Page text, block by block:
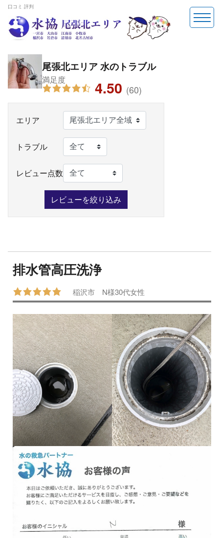
口コミ 評判
尾張北エリア 水のトラブル
満足度 4.50 (60)
エリア
トラブル
レビュー点数
レビューを絞り込み
排水管高圧洗浄
稲沢市 N様30代女性